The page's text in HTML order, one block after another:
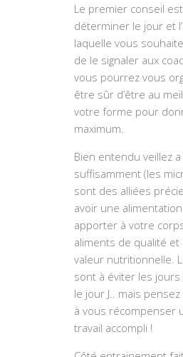
Le premier conseil
déterminer le jour et
laquelle vous
de le signaler aux
vous pourrez vous
être sûr d’être au
votre forme pour
maximum.
Bien entendu veillez
suffisamment (les
sont des alliées
avoir une
apporter à votre
aliments de qualité et
valeur nutritionnelle.
sont à éviter les
le jour J.. mais
à vous récompenser
travail accompli !